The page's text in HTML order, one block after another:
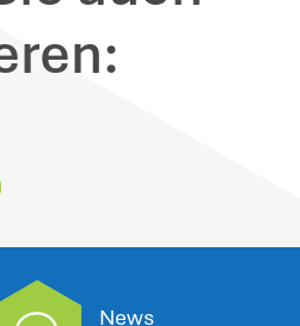
200.000 €
Umfang von 50 %
dem aktuellen
wenn man